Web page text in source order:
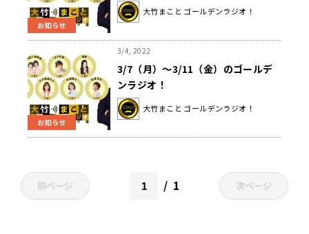
お知らせ
大竹まこと ゴールデンラジオ！
お知らせ
3/4, 2022
3/7（月）～3/11（金）のゴールデ
ンラジオ！
大竹まこと ゴールデンラジオ！
前ページ 1 次ページ